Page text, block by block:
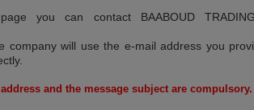
you can contact BAABOUD
company will use the e-mail address you
and the message subject are compulsory.